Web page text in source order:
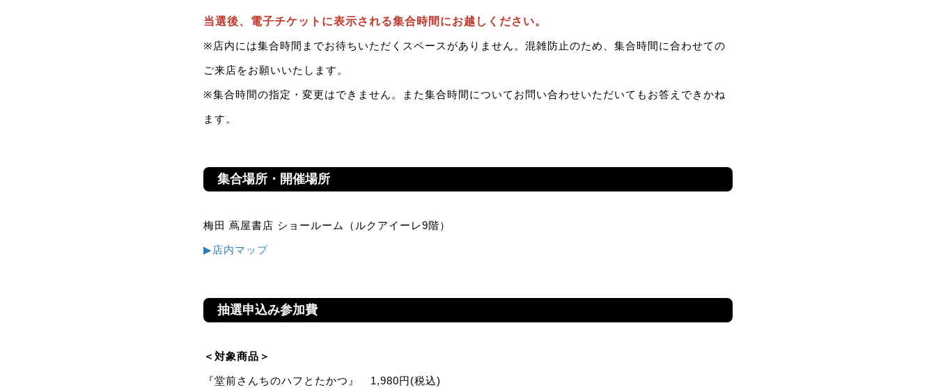
当選後、電子チケットに表示される集合時間にお越しください。
※店内には集合時間までお待ちいただくスペースがありません。混雑防止のため、集合時間に合わせての
ご来店をお願いいたします。
※集合時間の指定・変更はできません。また集合時間についてお問い合わせいただいてもお答えできかね
ます。
集合場所・開催場所
梅田 蔦屋書店 ショールーム（ルクアイーレ9階）
▶︎店内マップ
抽選申込み参加費
＜対象商品＞
『堂前さんちのハフとたかつ』 1,980円(税込)